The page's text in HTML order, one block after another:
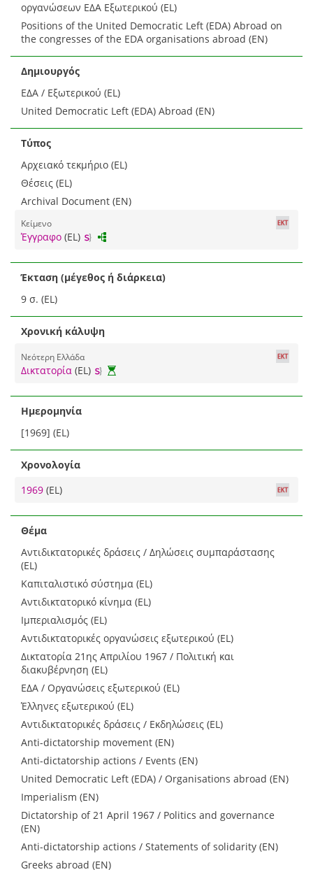
οργανώσεων ΕΔΑ Εξωτερικού (EL)
Positions of the United Democratic Left (EDA) Abroad on
the congresses of the EDA organisations abroad (EN)
Δημιουργός
ΕΔΑ / Εξωτερικού (EL)
United Democratic Left (EDA) Abroad (EN)
Τύπος
Αρχειακό τεκμήριο (EL)
Θέσεις (EL)
Archival Document (EN)
Κείμενο
Έγγραφο (EL)
Έκταση (μέγεθος ή διάρκεια)
9 σ. (EL)
Χρονική κάλυψη
Νεότερη Ελλάδα
Δικτατορία (EL)
Ημερομηνία
[1969] (EL)
Χρονολογία
1969 (EL)
Θέμα
Αντιδικτατορικές δράσεις / Δηλώσεις συμπαράστασης
(EL)
Καπιταλιστικό σύστημα (EL)
Αντιδικτατορικό κίνημα (EL)
Ιμπεριαλισμός (EL)
Αντιδικτατορικές οργανώσεις εξωτερικού (EL)
Δικτατορία 21ης Απριλίου 1967 / Πολιτική και
διακυβέρνηση (EL)
ΕΔΑ / Οργανώσεις εξωτερικού (EL)
Έλληνες εξωτερικού (EL)
Αντιδικτατορικές δράσεις / Εκδηλώσεις (EL)
Anti-dictatorship movement (EN)
Anti-dictatorship actions / Events (EN)
United Democratic Left (EDA) / Organisations abroad (EN)
Imperialism (EN)
Dictatorship of 21 April 1967 / Politics and governance
(EN)
Anti-dictatorship actions / Statements of solidarity (EN)
Greeks abroad (EN)